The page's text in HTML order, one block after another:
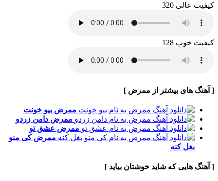
کیفیت عالی 320
کیفیت خوب 128
[ آهنگ های بیشتر از ممرض ]
ممرض بیو خونت
ممرض دامن زردو
ممرض عشق تو
ممرضکی منو
بغل کنه
[ آهنگ هایی که شاید خوشتان بیاید ]